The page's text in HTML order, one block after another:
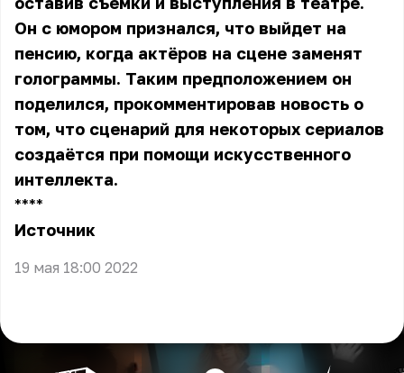
Он с юмором признался, что выйдет на
пенсию, когда актёров на сцене заменят
голограммы. Таким предположением он
поделился, прокомментировав новость о
том, что сценарий для некоторых сериалов
создаётся при помощи искусственного
интеллекта.
** **
Источник
19 мая 18:00 2022